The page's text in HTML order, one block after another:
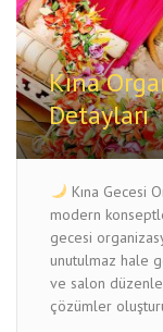
Kına
Detayları
Kına Gecesi
modern
gecesi
unutulmaz hale
ve salon
çözümler